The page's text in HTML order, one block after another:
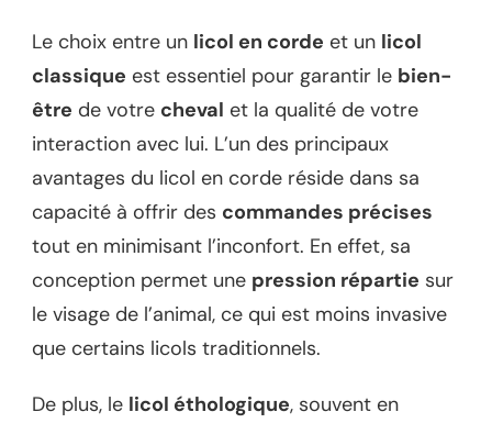
Le choix entre un licol en corde et un licol
classique est essentiel pour garantir le bien-
être de votre cheval et la qualité de votre
interaction avec lui. L’un des principaux
avantages du licol en corde réside dans sa
capacité à offrir des commandes précises
tout en minimisant l’inconfort. En effet, sa
conception permet une pression répartie sur
le visage de l’animal, ce qui est moins invasive
que certains licols traditionnels.
De plus, le licol éthologique, souvent en